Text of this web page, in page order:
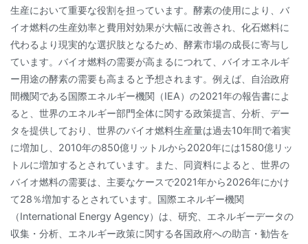
生産において重要な役割を担っています。酵素の使用により、バ
イオ燃料の生産効率と費用対効果が大幅に改善され、化石燃料に
代わるより現実的な選択肢となるため、酵素市場の成長に寄与し
ています。バイオ燃料の需要が高まるにつれて、バイオエネルギ
ー用途の酵素の需要も高まると予想されます。例えば、自治政府
間機関である国際エネルギー機関（IEA）の2021年の報告書によ
ると、世界のエネルギー部門全体に関する政策提言、分析、デー
タを提供しており、世界のバイオ燃料生産量は過去10年間で着実
に増加し、2010年の850億リットルから2020年には1580億リッ
トルに増加するとされています。また、同資料によると、世界の
バイオ燃料の需要は、主要なケースで2021年から2026年にかけ
て28％増加するとされています。国際エネルギー機関
（International Energy Agency）は、研究、エネルギーデータの
収集・分析、エネルギー政策に関する各国政府への助言・勧告を